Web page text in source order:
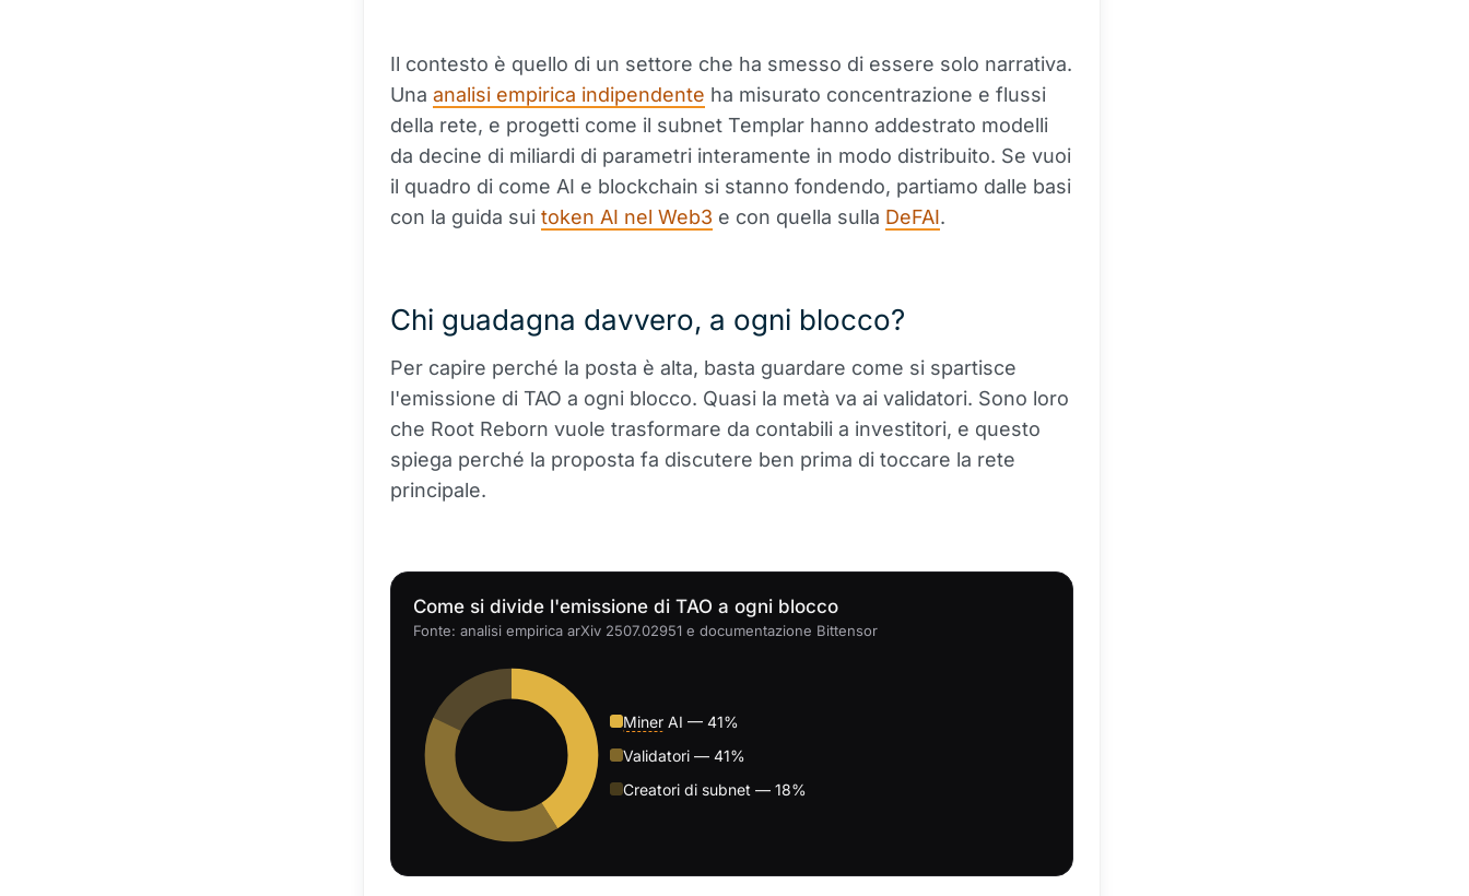
Il contesto è quello di un settore che ha smesso di essere solo narrativa.
Una analisi empirica indipendente ha misurato concentrazione e flussi
della rete, e progetti come il subnet Templar hanno addestrato modelli
da decine di miliardi di parametri interamente in modo distribuito. Se vuoi
il quadro di come AI e blockchain si stanno fondendo, partiamo dalle basi
con la guida sui token AI nel Web3 e con quella sulla DeFAI.
Chi guadagna davvero, a ogni blocco?
Per capire perché la posta è alta, basta guardare come si spartisce
l'emissione di TAO a ogni blocco. Quasi la metà va ai validatori. Sono loro
che Root Reborn vuole trasformare da contabili a investitori, e questo
spiega perché la proposta fa discutere ben prima di toccare la rete
principale.
Come si divide l'emissione di TAO a ogni blocco
Fonte: analisi empirica arXiv 2507.02951 e documentazione Bittensor
Miner AI — 41%
Validatori — 41%
Creatori di subnet — 18%